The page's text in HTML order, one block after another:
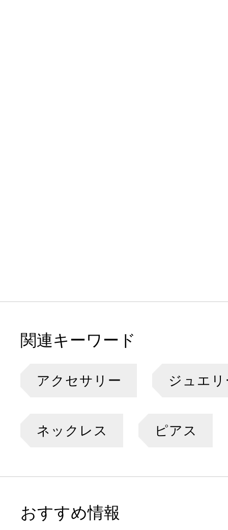
関連キーワード
アクセサリー ジュエ
ネックレス ピアス
おすすめ情報